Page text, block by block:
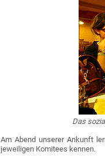
Das
Am Abend unserer Ankunft
jeweiligen Komitees kennen.